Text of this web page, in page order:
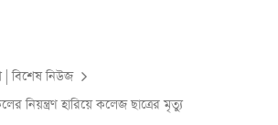
|বিশেষ নিউজ
নিয়ন্ত্রণ হারিয়ে কলেজ ছাত্রের মৃত্যু